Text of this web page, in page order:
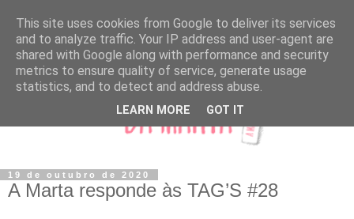
19 de outubro de 2020
A Marta responde às TAG’S #28
This site uses cookies from Google to deliver its services
and to analyze traffic. Your IP address and user-agent are
shared with Google along with performance and security
metrics to ensure quality of service, generate usage
statistics, and to detect and address abuse.
LEARN MORE GOT IT